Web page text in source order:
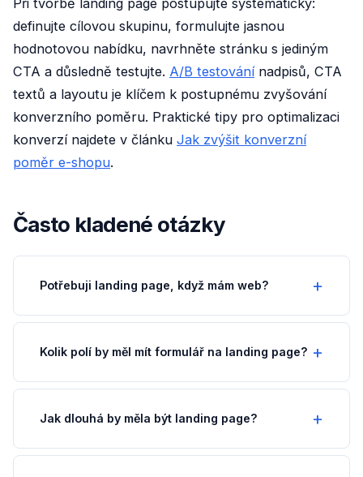
Při tvorbě landing page postupujte systematicky:
definujte cílovou skupinu, formulujte jasnou
hodnotovou nabídku, navrhněte stránku s jediným
CTA a důsledně testujte. A/B testovánínadpisů, CTA
textů a layoutu je klíčem k postupnému zvyšování
konverzního poměru. Praktické tipy pro optimalizaci
konverzí najdete v článku Jak zvýšit konverzní
poměr e-shopu.
Často kladené otázky
Potřebuji landing page, když mám web?
Kolik polí by měl mít formulář na landing page?
Jak dlouhá by měla být landing page?